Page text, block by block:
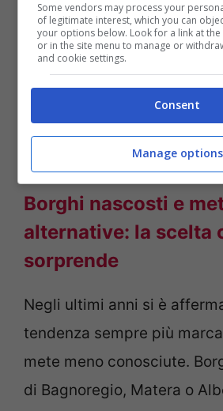
paesaggi spettacolari e
località è possibile
panoramiche a momenti di
vivendo un contatto diretto
e approfittando della
un’esperienza più autentica.
Borghi nascosti e
alternative: la scelta
sorprende
Negli ultimi anni si è
tendenza sempre più
mete meno conosciute.
di Bagnoregio, Matera o
Some vendors may process your
of legitimate interest, which you can
your options below. Look for a link at
or in the site menu to manage or
and cookie settings.
Consent
Manage options